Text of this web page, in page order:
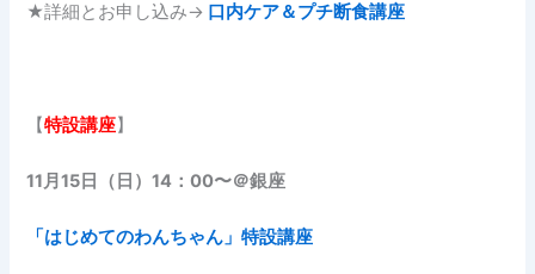
★詳細とお申し込み→ 口内ケア＆プチ断食講座
【特設講座】
11月15日（日）14：00〜＠銀座
「はじめてのわんちゃん」特設講座